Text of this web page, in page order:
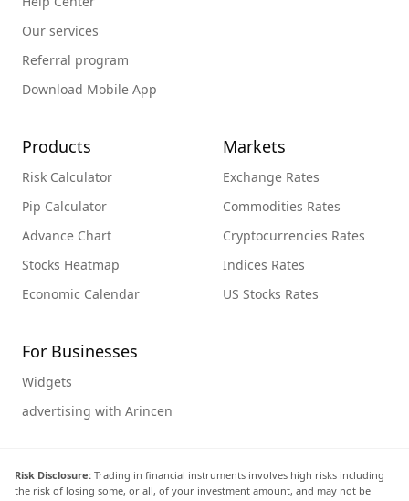
Our services
Referral program
Download Mobile App
Products
Risk Calculator
Pip Calculator
Advance Chart
Stocks Heatmap
Economic Calendar
Markets
Exchange Rates
Commodities Rates
Cryptocurrencies Rates
Indices Rates
US Stocks Rates
For Businesses
Widgets
advertising with Arincen
Risk Disclosure: Trading in financial instruments involves high risks including
the risk of losing some, or all, of your investment amount, and may not be